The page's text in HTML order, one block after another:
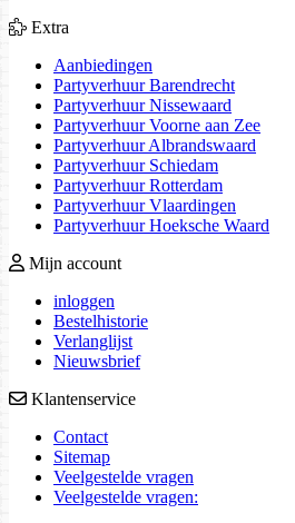
Extra
Aanbiedingen
Partyverhuur Barendrecht
Partyverhuur Nissewaard
Partyverhuur Voorne aan Zee
Partyverhuur Albrandswaard
Partyverhuur Schiedam
Partyverhuur Rotterdam
Partyverhuur Vlaardingen
Partyverhuur Hoeksche Waard
Mijn account
inloggen
Bestelhistorie
Verlanglijst
Nieuwsbrief
Klantenservice
Contact
Sitemap
Veelgestelde vragen
Veelgestelde vragen: